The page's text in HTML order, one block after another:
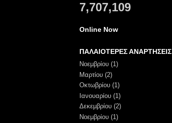
7,707,109
Online Now
ΠΑΛΑΙΟΤΕΡΕΣ ΑΝΑΡΤΗΣΕΙΣ
Νοεμβρίου (1)
Μαρτίου (2)
Οκτωβρίου (1)
Ιανουαρίου (1)
Δεκεμβρίου (2)
Νοεμβρίου (1)